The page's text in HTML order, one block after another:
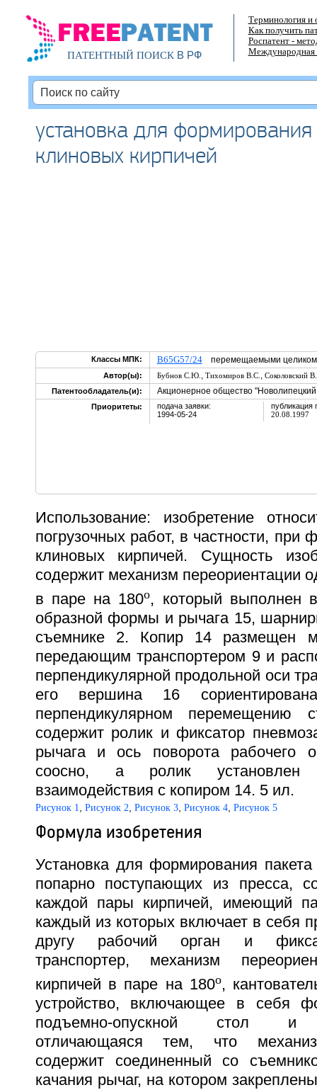
ПАТЕНТНЫЙ ПОИСКВ РФ
Терминология и
Как получить
Роспатент -
Международная
установка для формирования
клиновых кирпичей
Классы МПК: B65G57/24перемещаемыми
Автор(ы): Бубнов С.Ю. , Тихомиров В.С. , Соколовский
Патентообладатель(и):
Акционерное общество "Новолипецкий
Приоритеты:
подача заявки:
1994-05-24
публикация
20.08.1997
Использование: изобретение
погрузочных работ, в частности, при
клиновых кирпичей. Сущность
содержит механизм переориентации
в паре на 180o, который выполнен
образной формы и рычага 15,
съемнике 2. Копир 14 размещен
передающим транспортером 9 и
перпендикулярной продольной оси
его вершина 16
перпендикулярном перемещению
содержит ролик и фиксатор
рычага и ось поворота рабочего
соосно, а ролик установлен
взаимодействия с копиром 14. 5 ил.
Рисунок 1 Рисунок 2 Рисунок 3, Рисунок 4, Рисунок 5
Формула изобретения
Установка для формирования
попарно поступающих из пресса,
каждой пары кирпичей, имеющий
каждый из которых включает в себя
другу рабочий орган и
транспортер, механизм
кирпичей в паре на 180o,
устройство, включающее в себя
подъемно-опускной стол и
отличающаяся тем, что
содержит соединенный со
качания рычаг, на котором